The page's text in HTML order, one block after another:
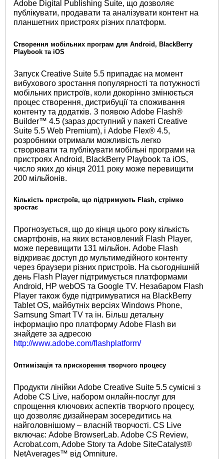
Adobe Digital Publishing Suite, що дозволяє
публікувати, продавати та аналізувати контент на
планшетних пристроях різних платформ.
Створення мобільних програм для Android, BlackBerry
Playbook та iOS
Запуск Creative Suite 5.5 припадає на момент
вибухового зростання популярності та потужності
мобільних пристроїв, коли докорінно змінюється
процес створення, дистрибуції та споживання
контенту та додатків. З появою Adobe Flash®
Builder™ 4.5 (зараз доступний у пакеті Creative
Suite 5.5 Web Premium), і Adobe Flex® 4.5,
розробники отримали можливість легко
створювати та публікувати мобільні програми на
пристроях Android, BlackBerry Playbook та iOS,
число яких до кінця 2011 року може перевищити
200 мільйонів.
Кількість пристроїв, що підтримують Flash, стрімко
зростає
Прогнозується, що до кінця цього року кількість
смартфонів, на яких встановлений Flash Player,
може перевищити 131 мільйон. Adobe Flash
відкриває доступ до мультимедійного контенту
через браузери різних пристроїв. На сьогоднішній
день Flash Player підтримується платформами
Android, HP webOS та Google TV. Незабаром Flash
Player також буде підтримуватися на BlackBerry
Tablet OS, майбутніх версіях Windows Phone,
Samsung Smart TV та ін. Більш детальну
інформацію про платформу Adobe Flash ви
знайдете за адресою
http://www.adobe.com/flashplatform/
Оптимізація та прискорення творчого процесу
Продукти лінійки Adobe Creative Suite 5.5 сумісні з
Adobe CS Live, набором онлайн-послуг для
спрощення ключових аспектів творчого процесу,
що дозволяє дизайнерам зосередитись на
найголовнішому – власній творчості. CS Live
включає: Adobe BrowserLab. Adobe CS Review,
Acrobat.com, Adobe Story та Adobe SiteCatalyst®
NetAverages™ від Omniture.